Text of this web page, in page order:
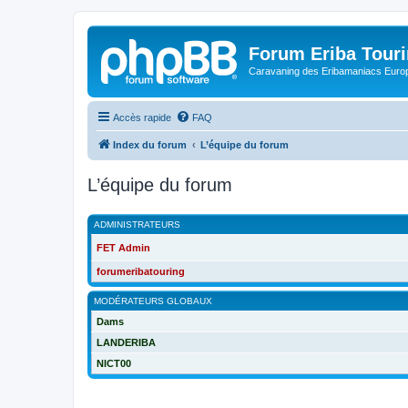
Forum Eriba
Caravaning des Eribamaniacs
Accès rapide FAQ
Index du forum L’équipe du forum
L’équipe du forum
ADMINISTRATEURS
FET Admin
forumeribatouring
MODÉRATEURS GLOBAUX
Dams
LANDERIBA
NICT00